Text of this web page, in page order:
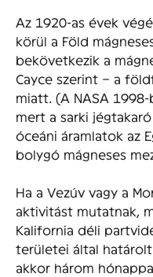
Az 1920-as évek
körül a Föld
bekövetkezik a
Cayce szerint – a
miatt. (A NASA
mert a sarki
óceáni áramlatok az
bolygó mágneses
Ha a Vezúv vagy a
aktivitást mutatnak,
Kalifornia déli
területei által
akkor három